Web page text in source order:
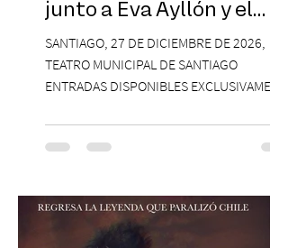
junto a Eva Ayllón y el
Cuarteto Austral en el
Teatro Municipal de
Santiago
SANTIAGO, 27 DE DICIEMBRE DE 2026,
TEATRO MUNICIPAL DE SANTIAGO
ENTRADAS DISPONIBLES EXCLUSIVAMENTE
agrupación ícono de la Nueva Canción
Chilena conmemorará su legado de 60
19:00 horas, en el Teatro Municipal de
Santiago. La celebración reunirá a la
máxima exponente de la música popular